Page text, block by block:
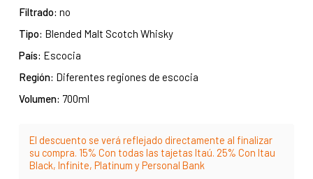
Filtrado: no
Tipo: Blended Malt Scotch Whisky
País: Escocia
Región: Diferentes regiones de escocia
Volumen: 700ml
El descuento se verá reflejado directamente al finalizar
su compra. 15% Con todas las tajetas Itaú. 25% Con Itau
Black, Infinite, Platinum y Personal Bank